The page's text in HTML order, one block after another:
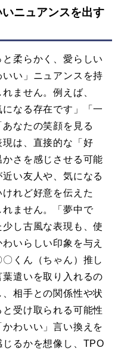
ニュアンスを出す
と柔らかく、愛らしい
い」ニュアンスを持
ません。例えば、
になる存在です」「一
なたの笑顔を見る
は、直接的な「好
さを感じさせる可能
い友人や、気になる
れど好意を伝えた
ません。「夢中で
し古風な表現も、使
いらしい印象を与え
くん（ちゃん）推し
遣いを取り入れるの
相手との関係性や状
受け取られる可能性
わいい」言い換えを
るかを想像し、TPO